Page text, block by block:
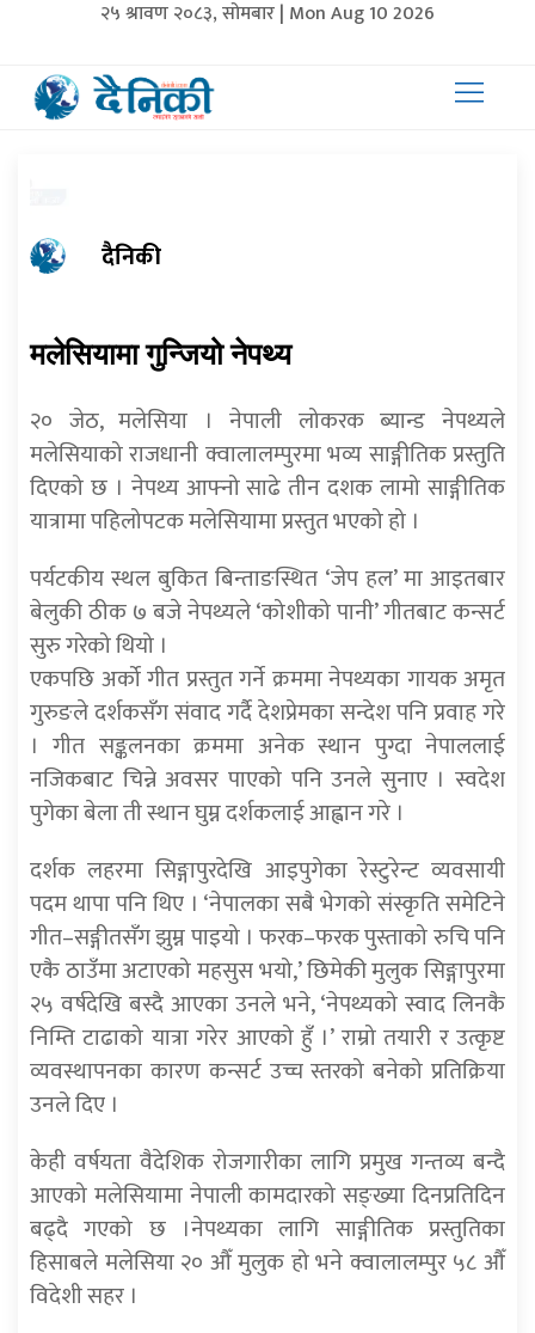
२५ श्रावण २०८३, सोमबार | Mon Aug 10 2026
दैनिकी
मलेसियामा गुन्जियो नेपथ्य
२० जेठ, मलेसिया । नेपाली लोकरक ब्यान्ड नेपथ्यले
मलेसियाको राजधानी क्वालालम्पुरमा भव्य साङ्गीतिक प्रस्तुति
दिएको छ । नेपथ्य आफ्नो साढे तीन दशक लामो साङ्गीतिक
यात्रामा पहिलोपटक मलेसियामा प्रस्तुत भएको हो ।
पर्यटकीय स्थल बुकित बिन्ताङस्थित ‘जेप हल’ मा आइतबार
बेलुकी ठीक ७ बजे नेपथ्यले ‘कोशीको पानी’ गीतबाट कन्सर्ट
सुरु गरेको थियो ।
एकपछि अर्को गीत प्रस्तुत गर्ने क्रममा नेपथ्यका गायक अमृत
गुरुङले दर्शकसँग संवाद गर्दै देशप्रेमका सन्देश पनि प्रवाह गरे
। गीत सङ्कलनका क्रममा अनेक स्थान पुग्दा नेपाललाई
नजिकबाट चिन्ने अवसर पाएको पनि उनले सुनाए । स्वदेश
पुगेका बेला ती स्थान घुम्न दर्शकलाई आह्वान गरे ।
दर्शक लहरमा सिङ्गापुरदेखि आइपुगेका रेस्टुरेन्ट व्यवसायी
पदम थापा पनि थिए । ‘नेपालका सबै भेगको संस्कृति समेटिने
गीत–सङ्गीतसँग झुम्न पाइयो । फरक–फरक पुस्ताको रुचि पनि
एकै ठाउँमा अटाएको महसुस भयो,’ छिमेकी मुलुक सिङ्गापुरमा
२५ वर्षदेखि बस्दै आएका उनले भने, ‘नेपथ्यको स्वाद लिनकै
निम्ति टाढाको यात्रा गरेर आएको हुँ ।’ राम्रो तयारी र उत्कृष्ट
व्यवस्थापनका कारण कन्सर्ट उच्च स्तरको बनेको प्रतिक्रिया
उनले दिए ।
केही वर्षयता वैदेशिक रोजगारीका लागि प्रमुख गन्तव्य बन्दै
आएको मलेसियामा नेपाली कामदारको सङ्ख्या दिनप्रतिदिन
बढ्दै गएको छ ।नेपथ्यका लागि साङ्गीतिक प्रस्तुतिका
हिसाबले मलेसिया २० औँ मुलुक हो भने क्वालालम्पुर ५८ औँ
विदेशी सहर ।